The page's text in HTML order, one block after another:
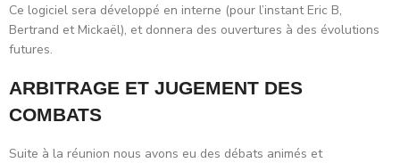
Ce logiciel sera développé en interne (pour l’instant Eric B,
Bertrand et Mickaël), et donnera des ouvertures à des évolutions
futures.
ARBITRAGE ET JUGEMENT DES
COMBATS
Suite à la réunion nous avons eu des débats animés et